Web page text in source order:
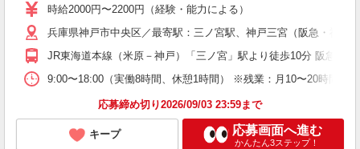
時給2000円〜2200円（経験・能力による）
兵庫県神戸市中央区／最寄駅：三ノ宮駅、神戸三宮（阪急・神戸
JR東海道本線（米原－神戸）「三ノ宮」駅より徒歩10分 阪急神
9:00〜18:00（実働8時間、休憩1時間） ※残業：月10〜20時間程
応募締め切り2026/09/03 23:59まで
キープ 応募画面へ進む
かんたん3ステップ！